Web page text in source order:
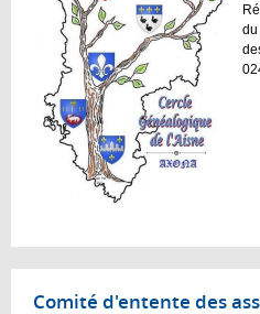
Comité d'entente des